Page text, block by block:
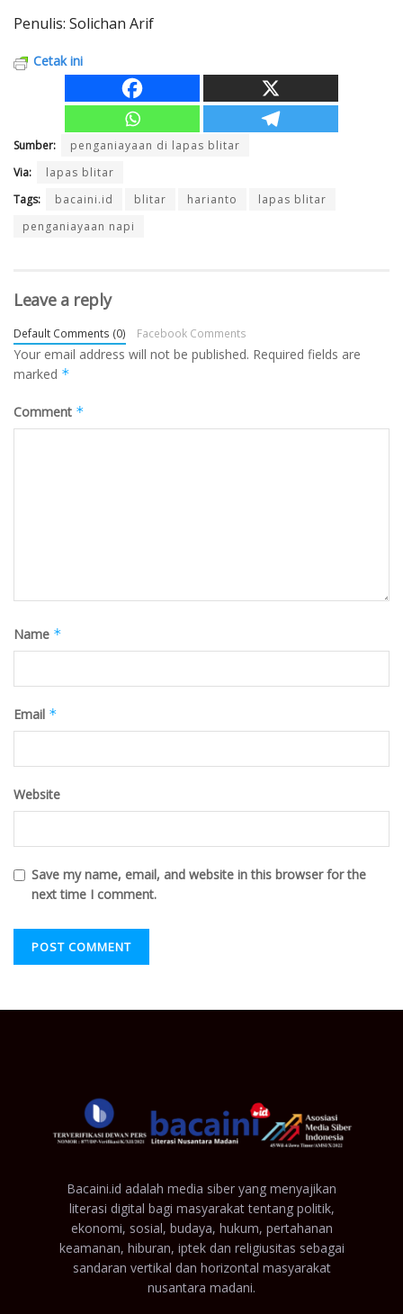
Penulis: Solichan Arif
Cetak ini
Sumber:
penganiayaan di lapas blitar
Via:
lapas blitar
Tags:
bacaini.id blitar harianto
lapas blitar
penganiayaan napi
Leave a reply
Default Comments (0) Facebook Comments
Your email address will not be published. Required fields are
marked *
Comment *
Name *
Email *
Website
Save my name, email, and website in this browser for the
next time I comment.
Bacaini.id adalah media siber yang menyajikan
literasi digital bagi masyarakat tentang politik,
ekonomi, sosial, budaya, hukum, pertahanan
keamanan, hiburan, iptek dan religiusitas sebagai
sandaran vertikal dan horizontal masyarakat
nusantara madani.